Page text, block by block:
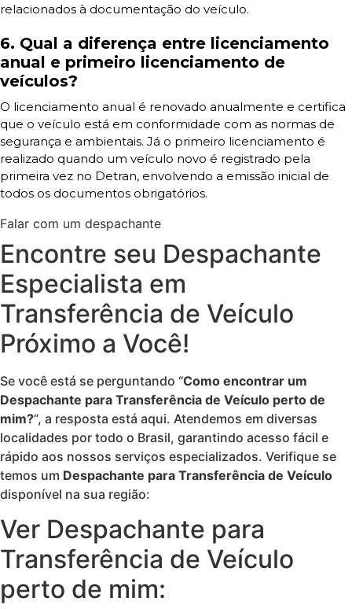
relacionados à documentação do veículo.
6. Qual a diferença entre licenciamento
anual e primeiro licenciamento de
veículos?
O licenciamento anual é renovado anualmente e certifica
que o veículo está em conformidade com as normas de
segurança e ambientais. Já o primeiro licenciamento é
realizado quando um veículo novo é registrado pela
primeira vez no Detran, envolvendo a emissão inicial de
todos os documentos obrigatórios.
Falar com um despachante
Encontre seu Despachante
Especialista em
Transferência de Veículo
Próximo a Você!
Se você está se perguntando “Como encontrar um
Despachante para Transferência de Veículo perto de
mim?“, a resposta está aqui. Atendemos em diversas
localidades por todo o Brasil, garantindo acesso fácil e
rápido aos nossos serviços especializados. Verifique se
temos um Despachante para Transferência de Veículo
disponível na sua região:
Ver Despachante para
Transferência de Veículo
perto de mim: